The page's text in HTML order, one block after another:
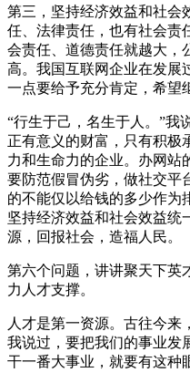
第三，坚持经济效益和社会
任、法律责任，也有社会责
会责任、道德责任就越大，
高。我国互联网企业在发展
一点要给予充分肯定，希望
“行生于己，名生于人。”我
正有意义的财富，只有积极
力和生命力的企业。办网站
要防范假冒伪劣，做社交平
的不能仅以给钱的多少作为
坚持经济效益和社会效益统
源，回报社会，造福人民。
第六个问题，讲讲聚天下英
力人才支撑。
人才是第一资源。古往今来
我说过，要把我们的事业发
干一番大事业，就要有这种